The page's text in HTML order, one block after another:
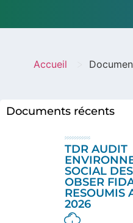
Accueil
Documents récents
TDR AUDIT
SOCIAL
OBSER
RESOUMIS
2026